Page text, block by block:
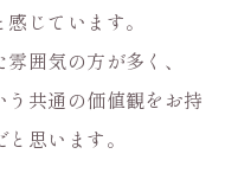
じています。
囲気の方が多く、
う共通の価値観をお持
思います。